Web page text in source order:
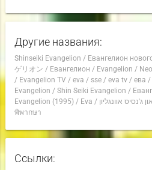
Другие названия:
Shinseiki Evangelion / Евангелион
ゲリオン / Евангелион / Evangelion /
/ Evangelion TV/ eva / sse/ eva tv/ ева /
Evangelion / Shin Seiki Evangelion /
Evangelion (1995)/ Eva / ג'נסיס אוונגליון
พิพากษา
Ссылки: